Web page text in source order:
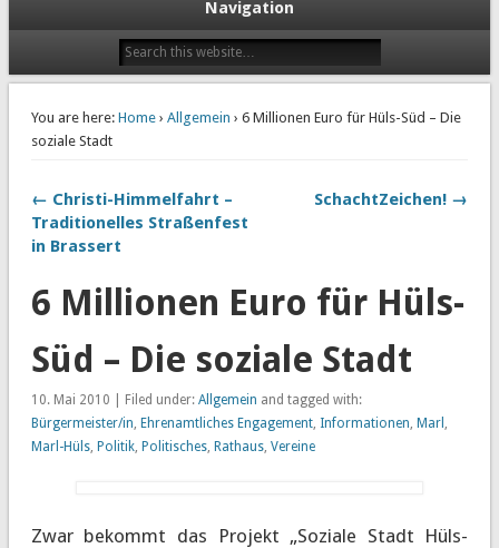
Navigation
You are here: Home› Allgemein › 6 Millionen Euro für Hüls-Süd – Die
soziale Stadt
← Christi-Himmelfahrt –
Traditionelles Straßenfest
in Brassert
SchachtZeichen! →
6 Millionen Euro für Hüls-
Süd – Die soziale Stadt
10. Mai 2010 | Filed under: Allgemein and tagged with:
Bürgermeister/in Ehrenamtliches Engagement, Informationen Marl
Marl-Hüls, Politik, Politisches, Rathaus, Vereine
Zwar bekommt das Projekt „Soziale Stadt Hüls-